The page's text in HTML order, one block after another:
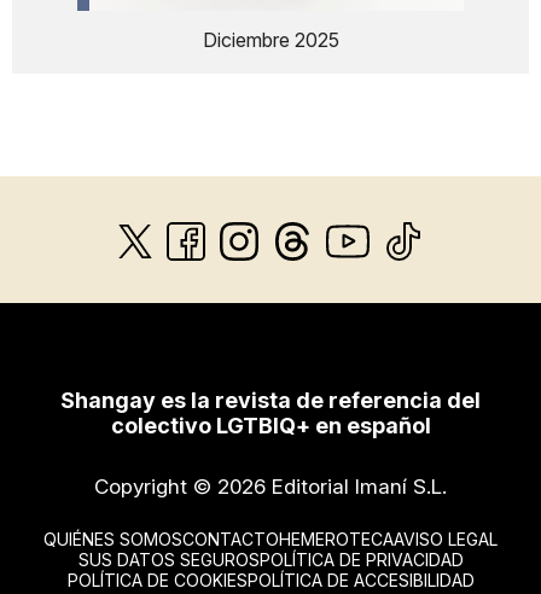
Diciembre 2025
Shangay es la revista de referencia del
colectivo LGTBIQ+ en español
Copyright © 2026 Editorial Imaní S.L.
QUIÉNES SOMOSCONTACTOHEMEROTECAAVISO LEGAL
SUS DATOS SEGUROSPOLÍTICA DE PRIVACIDAD
POLÍTICA DE COOKIESPOLÍTICA DE ACCESIBILIDAD